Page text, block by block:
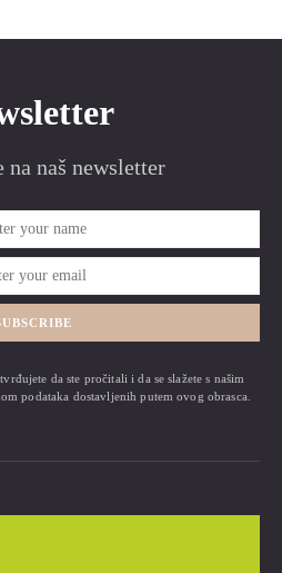
na naš newsletter
da ste pročitali i da se slažete s našim
podataka dostavljenih putem ovog obrasca.